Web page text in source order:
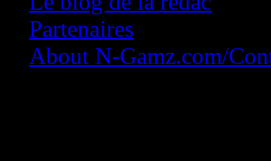
Partenaires
About N-Gamz.com/